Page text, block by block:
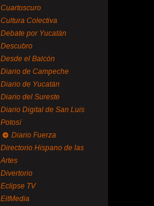
Cuartoscuro
Cultura Colectiva
Debate por Yucatán
Descubro
Desde el Balcón
Diario de Campeche
Diario de Yucatán
Diario del Sureste
Diario Digital de San Luis
Potosí
Diario Fuerza
Directorio Hispano de las
Artes
Divertorio
Eclipse TV
EitMedia